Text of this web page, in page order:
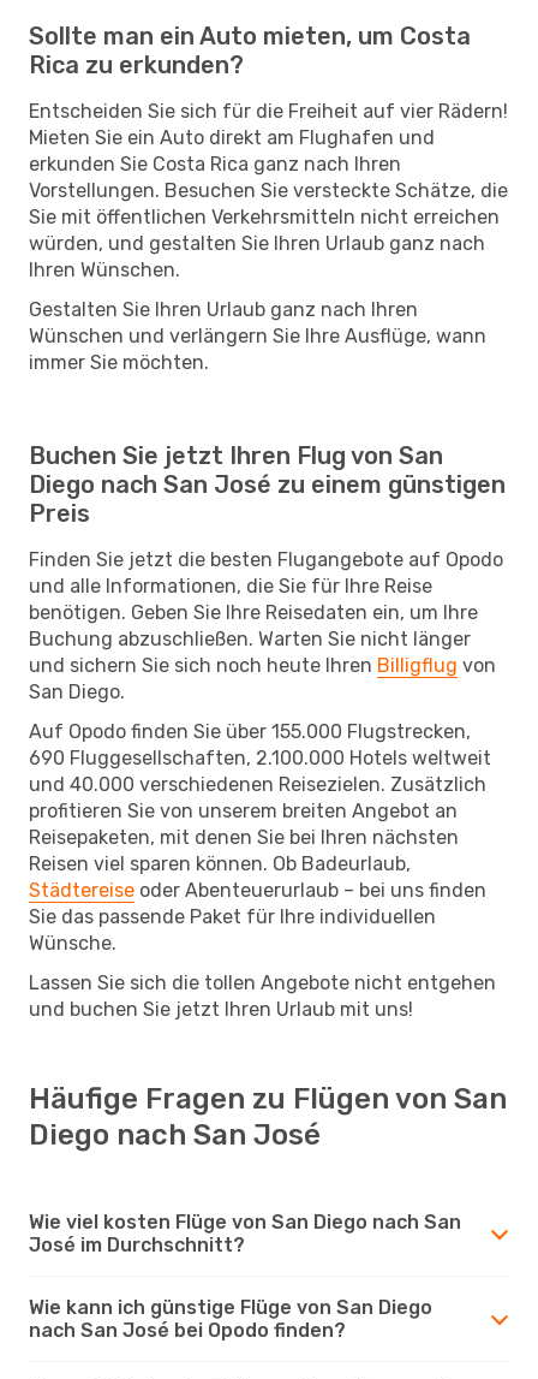
Sollte man ein Auto mieten, um Costa
Rica zu erkunden?
Entscheiden Sie sich für die Freiheit auf vier Rädern!
Mieten Sie ein Auto direkt am Flughafen und
erkunden Sie Costa Rica ganz nach Ihren
Vorstellungen. Besuchen Sie versteckte Schätze, die
Sie mit öffentlichen Verkehrsmitteln nicht erreichen
würden, und gestalten Sie Ihren Urlaub ganz nach
Ihren Wünschen.
Gestalten Sie Ihren Urlaub ganz nach Ihren
Wünschen und verlängern Sie Ihre Ausflüge, wann
immer Sie möchten.
Buchen Sie jetzt Ihren Flug von San
Diego nach San José zu einem günstigen
Preis
Finden Sie jetzt die besten Flugangebote auf Opodo
und alle Informationen, die Sie für Ihre Reise
benötigen. Geben Sie Ihre Reisedaten ein, um Ihre
Buchung abzuschließen. Warten Sie nicht länger
und sichern Sie sich noch heute Ihren Billigflug von
San Diego.
Auf Opodo finden Sie über 155.000 Flugstrecken,
690 Fluggesellschaften, 2.100.000 Hotels weltweit
und 40.000 verschiedenen Reisezielen. Zusätzlich
profitieren Sie von unserem breiten Angebot an
Reisepaketen, mit denen Sie bei Ihren nächsten
Reisen viel sparen können. Ob Badeurlaub,
Städtereise oder Abenteuerurlaub – bei uns finden
Sie das passende Paket für Ihre individuellen
Wünsche.
Lassen Sie sich die tollen Angebote nicht entgehen
und buchen Sie jetzt Ihren Urlaub mit uns!
Häufige Fragen zu Flügen von San
Diego nach San José
Wie viel kosten Flüge von San Diego nach San
José im Durchschnitt?
Wie kann ich günstige Flüge von San Diego
nach San José bei Opodo finden?